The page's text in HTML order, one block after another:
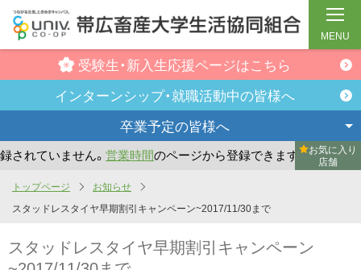
コ
受験生・新入生応援ページはこちら
インターンシップ・就職活動中の皆様へ
卒業予定の皆様へ
れていません。営業時間のページから登録できます。 ま
お気に入り
店舗
MENU
トップページ
お知らせ
スタッドレスタイヤ早期割引キャンペーン~2017/11/30まで
スタッドレスタイヤ早期割引キャンペーン